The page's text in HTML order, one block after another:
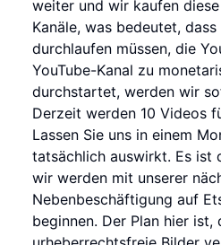
weiter und wir kaufen
Kanäle, was bedeutet,
durchlaufen müssen, die
YouTube-Kanal zu
durchstartet, werden wir
Derzeit werden 10 Videos
Lassen Sie uns in einem
tatsächlich auswirkt. Es ist
wir werden mit unserer
Nebenbeschäftigung auf
beginnen. Der Plan hier ist,